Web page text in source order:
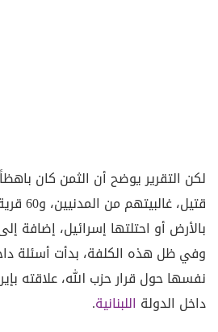
قتيل،
بالأرض أو احتلتها إسرائيل، إضافة
وفي ظل هذه الكلفة، بدأت أسئلة
نفسها حول قرار حزب الله، علاقته
داخل الدولة اللبنانية.